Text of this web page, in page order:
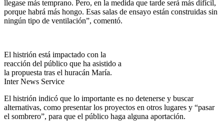
llegase más temprano. Pero, en la medida que tarde será más difícil,
porque habrá más hongo. Esas salas de ensayo están construidas sin
ningún tipo de ventilación”, comentó.
El histrión está impactado con la
reacción del público que ha asistido a
la propuesta tras el huracán María.
Inter News Service
El histrión indicó que lo importante es no detenerse y buscar
alternativas, como presentar los proyectos en otros lugares y “pasar
el sombrero”, para que el público haga alguna aportación.